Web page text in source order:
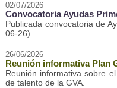
02/07/2026
Convocatoria Ayudas
Publicada convocatoria de
06-26).
26/06/2026
Reunión informativa Plan
Reunión informativa sobre
de talento de la GVA.